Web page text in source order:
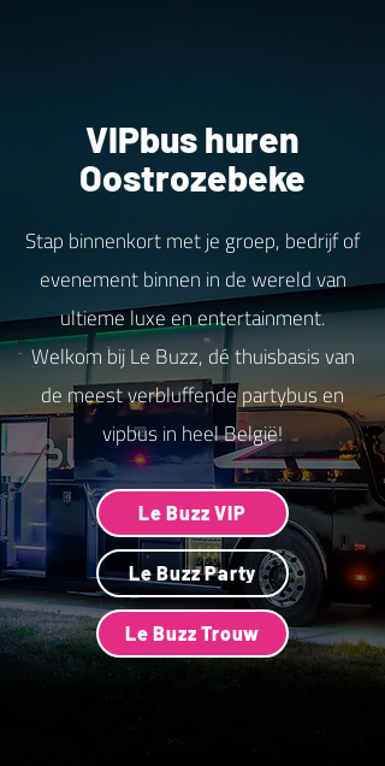
VIPbus huren
Oostrozebeke
Stap binnenkort met je groep, bedrijf of
evenement binnen in de wereld van
ultieme luxe en entertainment.
Welkom bij Le Buzz, dé thuisbasis van
de meest verbluffende partybus en
vipbus in heel België!
Le Buzz VIP
Le Buzz Party
Le Buzz Trouw